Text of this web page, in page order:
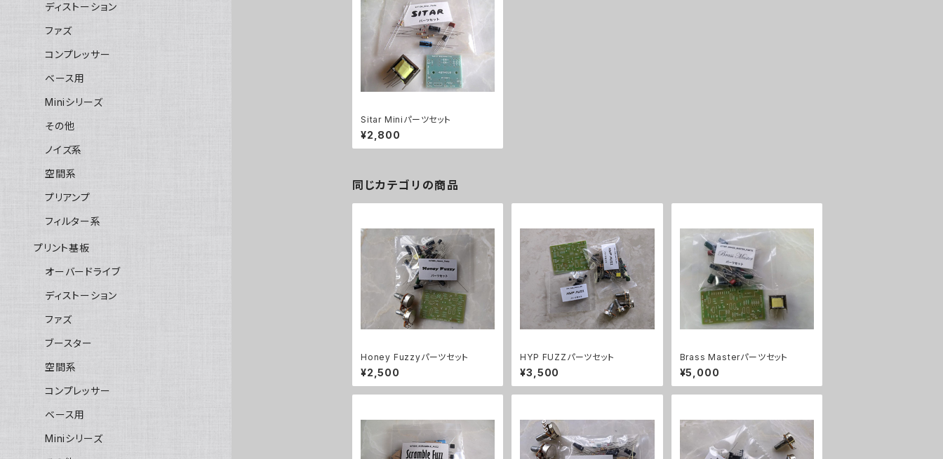
Sitar Miniパーツセット
¥2,800
同じカテゴリの商品
Honey Fuzzyパーツセット
¥2,500
HYP FUZZパーツセット
¥3,500
Brass Masterパーツセット
¥5,000
ディストーション
ファズ
コンプレッサー
ベース用
Miniシリーズ
その他
ノイズ系
空間系
プリアンプ
フィルター系
プリント基板
オーバードライブ
ディストーション
ファズ
ブースター
空間系
コンプレッサー
ベース用
Miniシリーズ